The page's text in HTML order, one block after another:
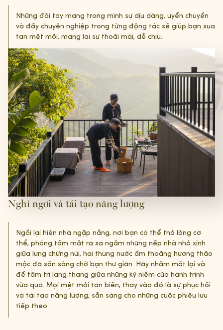
Những đôi tay mang trong mình sự dịu dàng, uyển chuyển
và đầy chuyên nghiệp trong từng động tác sẽ giúp bạn xua
tan mệt mỏi, mang lại sự thoải mái, dễ chịu.
Nghỉ ngơi và tái tạo năng lượng
Ngồi lại hiên nhà ngập nắng, nơi bạn có thể thả lỏng cơ
thể, phóng tầm mắt ra xa ngắm những nếp nhà nhỏ xinh
giữa lưng chừng núi, hai thùng nước ấm thoảng hương thảo
mộc đã sẵn sàng chờ bạn thư giãn. Hãy nhắm mắt lại và
để tâm trí lang thang giữa những kỷ niệm của hành trình
vừa qua. Mọi mệt mỏi tan biến, thay vào đó là sự phục hồi
và tái tạo năng lượng, sẵn sàng cho những cuộc phiêu lưu
tiếp theo.